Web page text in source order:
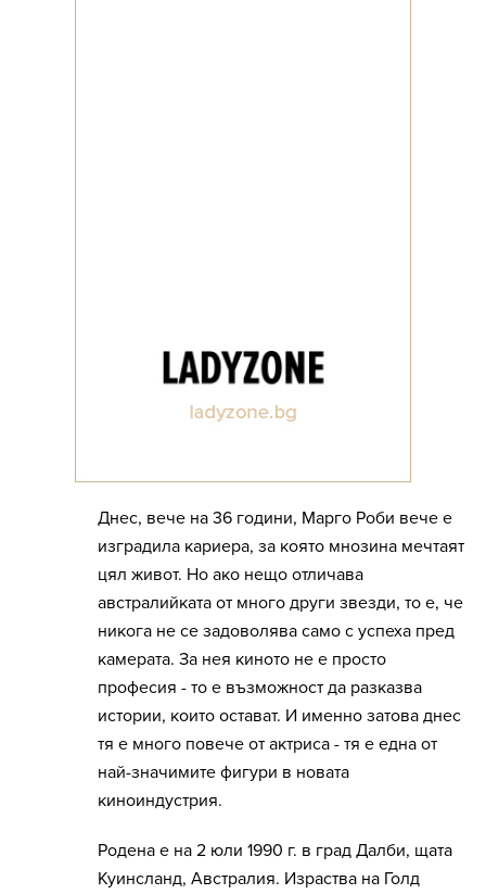
Днес, вече на 36 години, Марго Роби вече е
изградила кариера, за която мнозина мечтаят
цял живот. Но ако нещо отличава
австралийката от много други звезди, то е, че
никога не се задоволява само с успеха пред
камерата. За нея киното не е просто
професия - то е възможност да разказва
истории, които остават. И именно затова днес
тя е много повече от актриса - тя е една от
най-значимите фигури в новата
киноиндустрия.
Родена е на 2 юли 1990 г. в град Далби, щата
Куинсланд, Австралия. Израства на Голд